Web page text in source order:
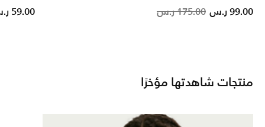
Price
175.00 ر.س to
99.00 ر.س
reduced from
to
59.00 ر.س
منتجات شاهدتها مؤخرًا